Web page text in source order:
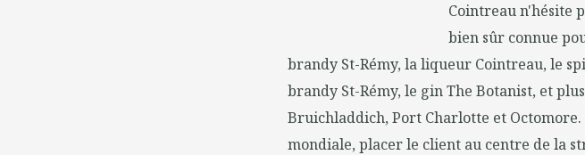
Cointreau n'hésite
bien sûr connue
brandy St-Rémy, la liqueur Cointreau, le
brandy St-Rémy, le gin The Botanist, et
Bruichladdich, Port Charlotte et
mondiale, placer le client au centre de la